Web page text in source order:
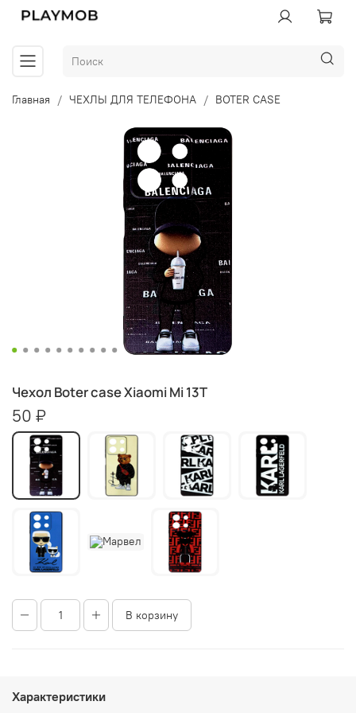
Главная ЧЕХЛЫ ДЛЯ ТЕЛЕФОНА BOTER CASE
Чехол Boter case Xiaomi Mi 13T
50 ₽
В корзину
Характеристики